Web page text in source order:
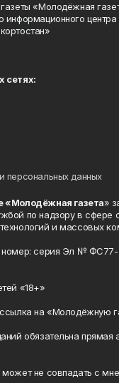
«Молодёжная
информационного
сетях:
персональных данных
«Молодёжная газета»
по надзору в сфере
и массовых
номер: серия Эл № ФС77-
«18+»
на «Молодёжную
обязательна прямая
не совпадать с